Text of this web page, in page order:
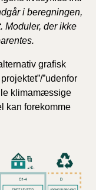
i beregningen,
Moduler, der ikke
grafisk
”udenfor
klimamæssige
kan forekomme